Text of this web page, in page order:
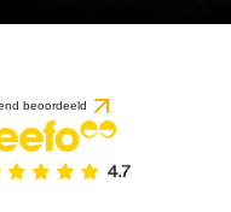
beoordeeld